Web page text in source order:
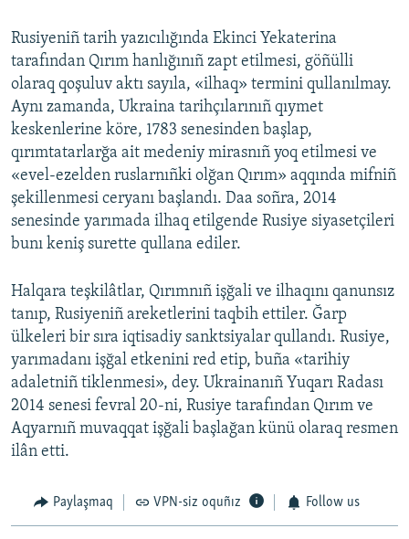
Rusiyeniñ tarih yazıcılığında Ekinci Yekaterina
tarafından Qırım hanlığınıñ zapt etilmesi, göñülli
olaraq qoşuluv aktı sayıla, «ilhaq» termini qullanılmay.
Aynı zamanda, Ukraina tarihçılarınıñ qıymet
keskenlerine köre, 1783 senesinden başlap,
qırımtatarlarğa ait medeniy mirasnıñ yoq etilmesi ve
«evel-ezelden ruslarnıñki olğan Qırım» aqqında mifniñ
şekillenmesi ceryanı başlandı. Daa soñra, 2014
senesinde yarımada ilhaq etilgende Rusiye siyasetçileri
bunı keniş surette qullana ediler.
Halqara teşkilâtlar, Qırımnıñ işğali ve ilhaqını qanunsız
tanıp, Rusiyeniñ areketlerini taqbih ettiler. Ğarp
ülkeleri bir sıra iqtisadiy sanktsiyalar qullandı. Rusiye,
yarımadanı işğal etkenini red etip, buña «tarihiy
adaletniñ tiklenmesi», dey. Ukrainanıñ Yuqarı Radası
2014 senesi fevral 20-ni, Rusiye tarafından Qırım ve
Aqyarnıñ muvaqqat işğali başlağan künü olaraq resmen
ilân etti.
Paylaşmaq VPN-siz oquñız Follow us